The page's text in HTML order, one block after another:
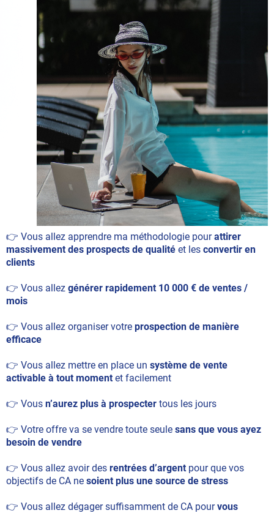
👉 Vous allez apprendre ma méthodologie pourattirer
massivement des prospects de qualité et les convertir en
clients
👉 Vous allez générer rapidement 10 000 € de ventes /
mois
👉 Vous allez organiser votre prospection de manière
efficace
👉 Vous allez mettre en place un système de vente
activable à tout moment et facilement
👉 Vous n’aurez plus à prospecter tous les jours
👉 Votre offre va se vendre toute seule sans que vous ayez
besoin de vendre
👉 Vous allez avoir des rentrées d’argent pour que vos
objectifs de CA ne soient plus une source de stress
👉 Vous allez dégager suffisamment de CA pourvous